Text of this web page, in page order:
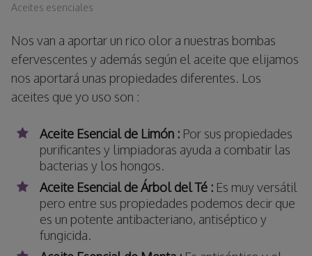
Aceites esenciales
Nos van a aportar un rico olor a nuestras bombas
efervescentes y además según el aceite que elijamos
nos aportará unas propiedades diferentes. Los
aceites que yo uso son :
Aceite Esencial de Limón : Por sus propiedades
purificantes y limpiadoras ayuda a combatir las
bacterias y los hongos.
Aceite Esencial de Árbol del Té : Es muy versátil
pero entre sus propiedades podemos decir que
es un potente antibacteriano, antiséptico y
fungicida.